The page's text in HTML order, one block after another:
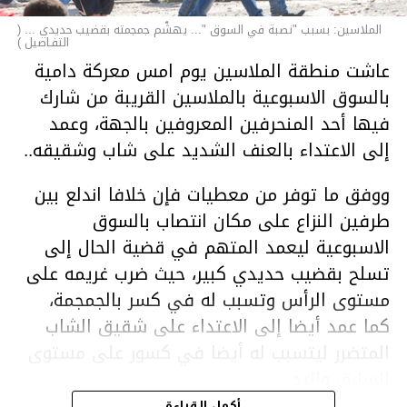
الملاسين: بسبب "نصبة في السوق "... يهشّم جمجمته بقضيب حديدي ... (
التفـاصيل )
عاشت منطقة الملاسين يوم امس معركة دامية
بالسوق الاسبوعية بالملاسين القريبة من شارك
فيها أحد المنحرفين المعروفين بالجهة، وعمد
إلى الاعتداء بالعنف الشديد على شاب وشقيقه..
ووفق ما توفر من معطيات فإن خلافا اندلع بين
طرفين النزاع على مكان انتصاب بالسوق
الاسبوعية ليعمد المتهم في قضية الحال إلى
تسلح بقضيب حديدي كبير، حيث ضرب غريمه على
مستوى الرأس وتسبب له في كسر بالجمجمة،
كما عمد أيضا إلى الاعتداء على شقيق الشاب
المتضرر ليتسبب له أيضا في كسور على مستوى